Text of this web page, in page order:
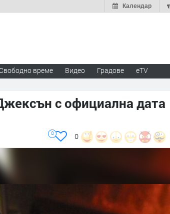
Календар
Свободно време Видео Градове eTV
с официална дата
0
0